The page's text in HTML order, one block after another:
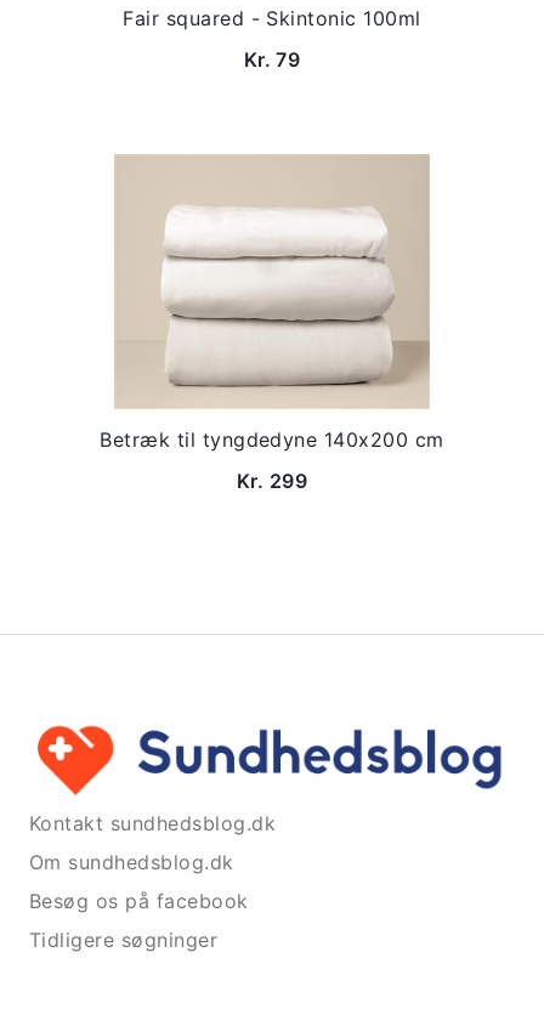
Fair squared - Skintonic 100ml
Kr. 79
Betræk til tyngdedyne 140x200 cm
Kr. 299
Kontakt sundhedsblog.dk
Om sundhedsblog.dk
Besøg os på facebook
Tidligere søgninger